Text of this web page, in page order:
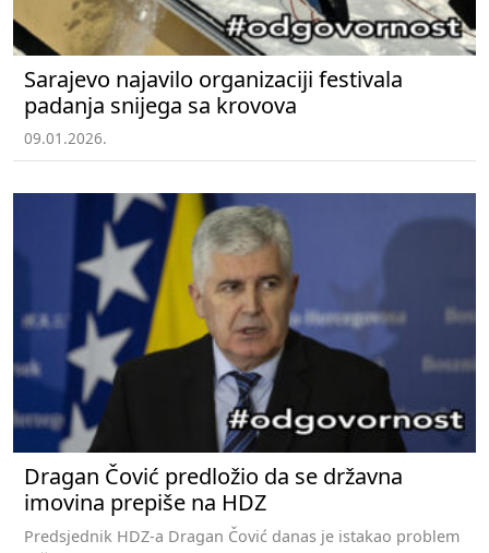
Sarajevo najavilo organizaciji festivala
padanja snijega sa krovova
09.01.2026.
Dragan Čović predložio da se državna
imovina prepiše na HDZ
Predsjednik HDZ-a Dragan Čović danas je istakao problem